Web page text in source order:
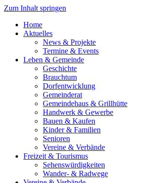
Zum Inhalt springen
Home
Aktuelles
News & Projekte
Termine & Events
Leben & Gemeinde
Geschichte
Brauchtum
Dorfentwicklung
Gemeinderat
Gemeindehaus & Grillhütte
Handwerk & Gewerbe
Bauen & Kaufen
Kinder & Familien
Senioren
Vereine & Verbände
Freizeit & Tourismus
Sehenswürdigkeiten
Wander- & Radwege